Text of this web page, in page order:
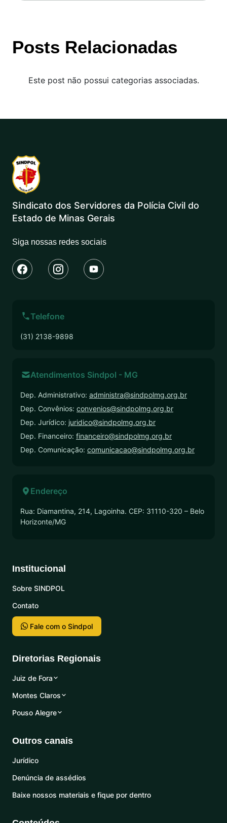
Posts Relacionadas
Este post não possui categorias associadas.
Sindicato dos Servidores da Polícia Civil do
Estado de Minas Gerais
Siga nossas redes sociais
Telefone
(31) 2138-9898
Atendimentos Sindpol - MG
Dep. Administrativo: administra@sindpolmg.org.br
Dep. Convênios: convenios@sindpolmg.org.br
Dep. Jurídico: juridico@sindpolmg.org.br
Dep. Financeiro: financeiro@sindpolmg.org.br
Dep. Comunicação: comunicacao@sindpolmg.org.br
Endereço
Rua: Diamantina, 214, Lagoinha. CEP: 31110-320 – Belo
Horizonte/MG
Institucional
Sobre SINDPOL
Contato
Fale com o Sindpol
Diretorias Regionais
Juiz de Fora
Montes Claros
Pouso Alegre
Outros canais
Jurídico
Denúncia de assédios
Baixe nossos materiais e fique por dentro